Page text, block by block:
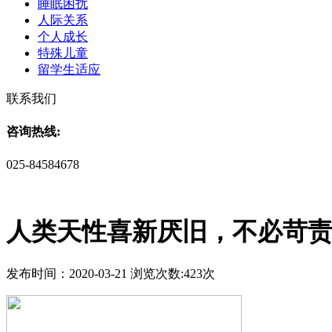
睡眠困扰
人际关系
个人成长
特殊儿童
留学生适应
联系我们
咨询热线:
025-84584678
人类天性喜新厌旧，不必苛
发布时间：2020-03-21 浏览次数:423次